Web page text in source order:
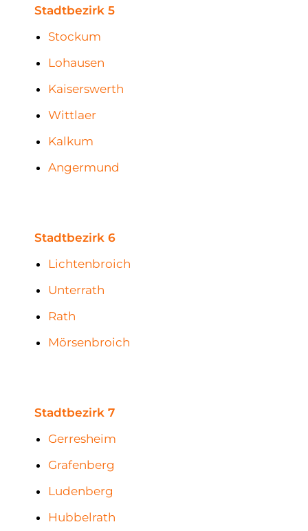
Stadtbezirk 5
Stockum
Lohausen
Kaiserswerth
Wittlaer
Kalkum
Angermund
Stadtbezirk 6
Lichtenbroich
Unterrath
Rath
Mörsenbroich
Stadtbezirk 7
Gerresheim
Grafenberg
Ludenberg
Hubbelrath